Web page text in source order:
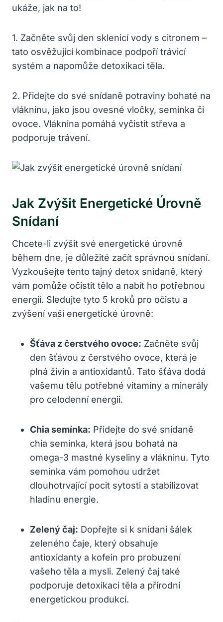
ukáže, jak na to!
1. Začněte svůj den sklenicí vody s citronem –
tato osvěžující kombinace podpoří trávicí
systém a napomůže detoxikaci těla.
2. Přidejte do své snídaně potraviny bohaté na
vlákninu, jako jsou ovesné vločky, semínka či
ovoce. Vláknina pomáhá vyčistit střeva a
podporuje trávení.
Jak Zvýšit Energetické Úrovně
Snídaní
Chcete-li zvýšit své energetické úrovně
během dne, je důležité začít správnou snídaní.
Vyzkoušejte tento tajný detox snídaně, který
vám pomůže očistit tělo a nabít ho potřebnou
energií. Sledujte tyto 5 kroků pro očistu a
zvýšení vaší energetické úrovně:
Šťáva z čerstvého ovoce: Začněte svůj
den šťávou z čerstvého ovoce, která je
plná živin a antioxidantů. Tato šťáva dodá
vašemu tělu potřebné vitamíny a minerály
pro celodenní energii.
Chia semínka: Přidejte do své snídaně
chia semínka, která jsou bohatá na
omega-3 mastné kyseliny a vlákninu. Tyto
semínka vám pomohou udržet
dlouhotrvající pocit sytosti a stabilizovat
hladinu energie.
Zelený čaj: Dopřejte si k snídani šálek
zeleného čaje, který obsahuje
antioxidanty a kofein pro probuzení
vašeho těla a mysli. Zelený čaj také
podporuje detoxikaci těla a přírodní
energetickou produkci.